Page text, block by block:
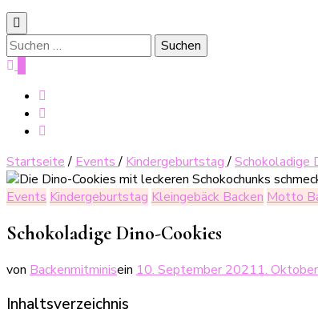
Suche
nach:
Startseite / Events/ Kindergeburtstag/Schokoladige
Events Kindergeburtstag Kleingebäck Backen Motto
Schokoladige Dino-Cookies
von Backenmitminisein 10. September 20211.
Inhaltsverzeichnis